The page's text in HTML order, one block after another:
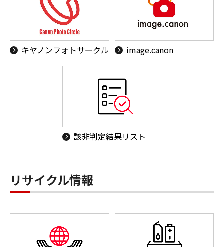
キヤノンフォトサークル image.canon
該非判定結果リスト
リサイクル情報